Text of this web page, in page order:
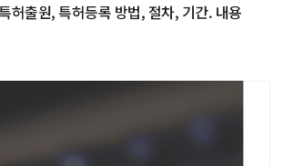
레시피 특허출원, 특허등록 방법, 절차, 기간. 내용